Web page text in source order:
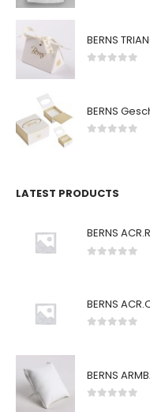
BERNS
LATEST PRODUCTS
BERNS